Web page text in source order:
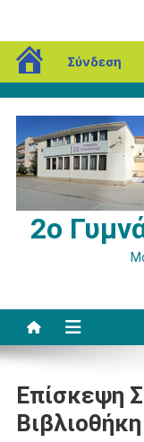
blogs.sch.gr
Σύνδεση
Μεταπηδήστε
στο
περιεχόμενο
2ο
Επίσκεψη